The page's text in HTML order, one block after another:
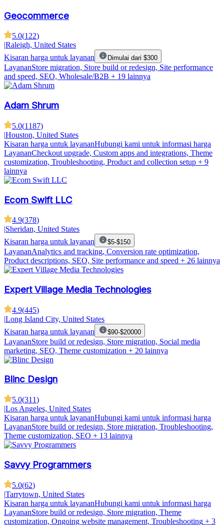
Geocommerce
5.0(122)
|Raleigh, United States
Kisaran harga untuk layanan
Dimulai dari $300
LayananStore migration, Store build or redesign, Site performance
and speed, SEO, Wholesale/B2B + 19 lainnya
Adam Shrum
5.0(1187)
|Houston, United States
Kisaran harga untuk layananHubungi kami untuk informasi harga
LayananCheckout upgrade, Custom apps and integrations, Theme
customization, Troubleshooting, Product and collection setup + 9
lainnya
Ecom Swift LLC
4.9(378)
|Sheridan, United States
Kisaran harga untuk layanan
$5-$150
LayananAnalytics and tracking, Conversion rate optimization,
Product descriptions, SEO, Site performance and speed + 26 lainnya
Expert Village Media Technologies
4.9(445)
|Long Island City, United States
Kisaran harga untuk layanan
$90-$20000
LayananStore build or redesign, Store migration, Social media
marketing, SEO, Theme customization + 20 lainnya
Blinc Design
5.0(311)
|Los Angeles, United States
Kisaran harga untuk layananHubungi kami untuk informasi harga
LayananStore build or redesign, Store migration, Troubleshooting,
Theme customization, SEO + 13 lainnya
Savvy Programmers
5.0(62)
|Tarrytown, United States
Kisaran harga untuk layananHubungi kami untuk informasi harga
LayananStore build or redesign, Store migration, Theme
customization, Ongoing website management, Troubleshooting + 3